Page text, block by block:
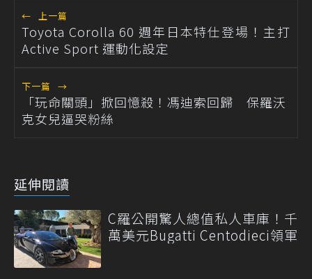
← 上一篇
Toyota Corolla 60 週年日本特仕登場！主打
Active Sport 運動化設定
下一篇 →
「玩命關頭」掀回憶殺！馮迪索回歸 保羅沃
克女兒逼哭粉絲
延伸閱讀
C羅公開驚人總值私人車庫！千
萬美元Bugatti Centodieci領軍